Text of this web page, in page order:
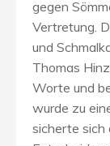
gegen
Vertretung.
und
Thomas
Worte und
wurde zu
sicherte sich